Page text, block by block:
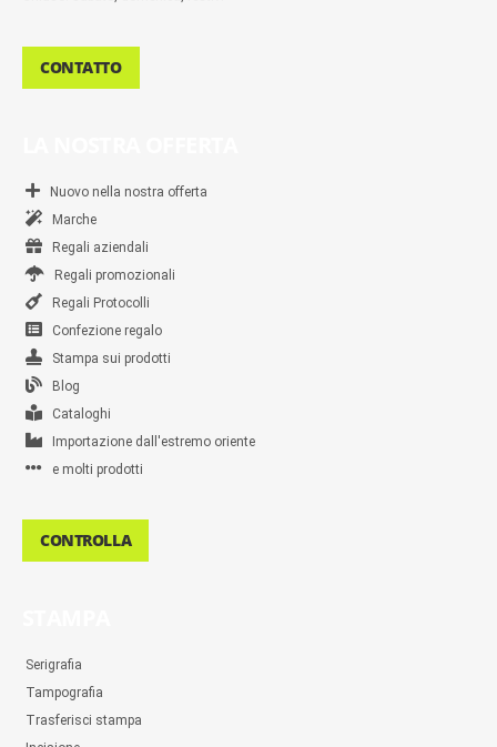
CONTATTO
Nuovo nella nostra offerta
Marche
Regali aziendali
Regali promozionali
Regali Protocolli
Confezione regalo
Stampa sui prodotti
Blog
Cataloghi
Importazione dall'estremo oriente
e molti prodotti
CONTROLLA
Serigrafia
Tampografia
Trasferisci stampa